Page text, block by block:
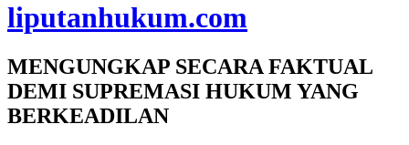
liputanhukum.com
MENGUNGKAP SECARA FAKTUAL
DEMI SUPREMASI HUKUM YANG
BERKEADILAN